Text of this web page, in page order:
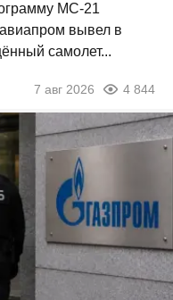
МС-21
вывел в
самолет...
7 авг 2026 4 844